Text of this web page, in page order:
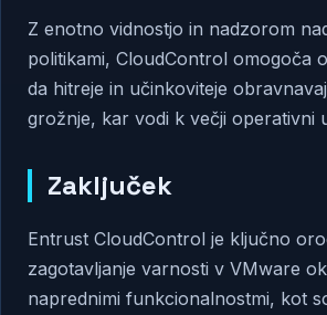
Z enotno vidnostjo in nadzorom
politikami, CloudControl omogoča
da hitreje in učinkoviteje
grožnje, kar vodi k večji operativni
Zaključek
Entrust CloudControl je ključno
zagotavljanje varnosti v VMware
naprednimi funkcionalnostmi, kot